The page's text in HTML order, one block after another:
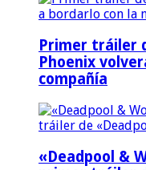
Primer tráiler
Phoenix
compañía
«Deadpool &